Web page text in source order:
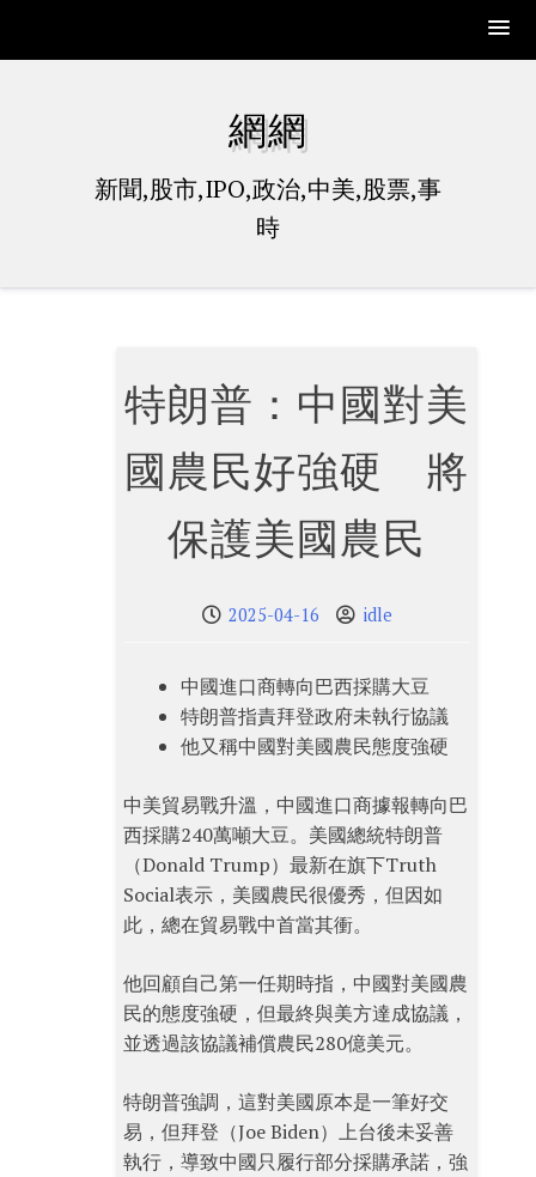
網網
新聞,股市,IPO,政治,中美,股票,事
時
特朗普：中國對美
國農民好強硬 將
保護美國農民
2025-04-16 idle
中國進口商轉向巴西採購大豆
特朗普指責拜登政府未執行協議
他又稱中國對美國農民態度強硬
中美貿易戰升溫，中國進口商據報轉向巴
西採購240萬噸大豆。美國總統特朗普
（Donald Trump）最新在旗下Truth
Social表示，美國農民很優秀，但因如
此，總在貿易戰中首當其衝。
他回顧自己第一任期時指，中國對美國農
民的態度強硬，但最終與美方達成協議，
並透過該協議補償農民280億美元。
特朗普強調，這對美國原本是一筆好交
易，但拜登（Joe Biden）上台後未妥善
執行，導致中國只履行部分採購承諾，強